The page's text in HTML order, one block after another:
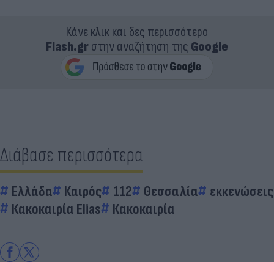
Κάνε κλικ και δες περισσότερο
Flash.grστην αναζήτηση της Google
Διάβασε περισσότερα
Ελλάδα Καιρός 112 Θεσσαλία
εκκενώσεις
Κακοκαιρία Elias
Κακοκαιρία